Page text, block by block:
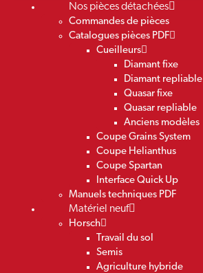
Nos pièces détachées
Commandes de pièces
Catalogues pièces PDF
Cueilleurs
Diamant fixe
Diamant repliable
Quasar fixe
Quasar repliable
Anciens modèles
Coupe Grains System
Coupe Helianthus
Coupe Spartan
Interface Quick Up
Manuels techniques PDF
Matériel neuf
Horsch
Travail du sol
Semis
Agriculture hybride